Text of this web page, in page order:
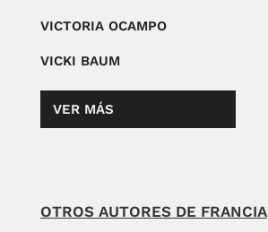
VICTORIA OCAMPO
VICKI BAUM
VER MÁS
OTROS AUTORES DE FRANCIA